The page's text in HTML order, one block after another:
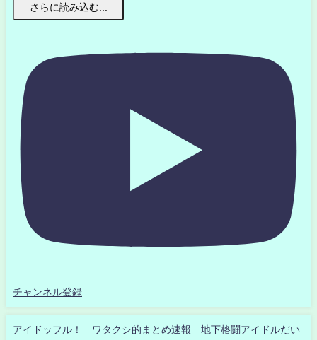
さらに読み込む...
チャンネル登録
アイドッフル！ ワタクシ的まとめ速報 地下格闘アイドルだい